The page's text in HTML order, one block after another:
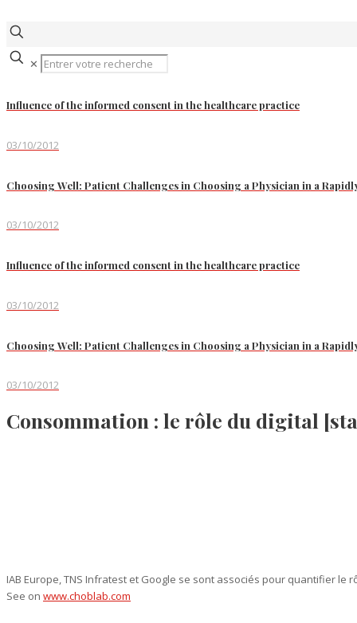
✕
Influence of the informed consent in the healthcare practice
03/10/2012
Choosing Well: Patient Challenges in Choosing a Physician in a
03/10/2012
Influence of the informed consent in the healthcare practice
03/10/2012
Choosing Well: Patient Challenges in Choosing a Physician in a
03/10/2012
Consommation : le rôle du digital
IAB Europe, TNS Infratest et Google se sont associés pour quantifier le
See on www.choblab.com